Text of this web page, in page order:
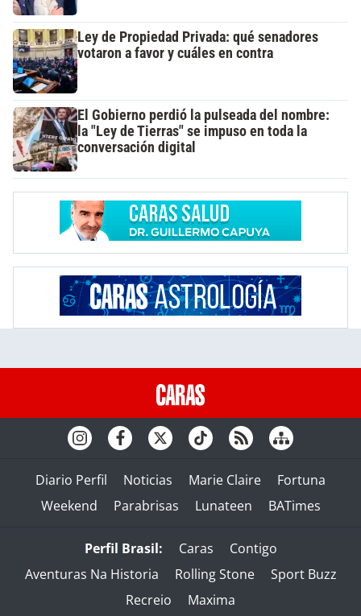
Ley de Propiedad Privada: qué senadores
votaron a favor y cuáles en contra
El Gobierno perdió la pulseada del nombre:
la "Ley de Tierras" se impuso en toda la
conversación digital
Diario Perfil Noticias Marie Claire
Fortuna
Weekend
Parabrisas Lunateen BATimes
Perfil Brasil: Caras
Contigo
Aventuras Na Historia
Rolling Stone
Sport Buzz
Recreio
Maxima